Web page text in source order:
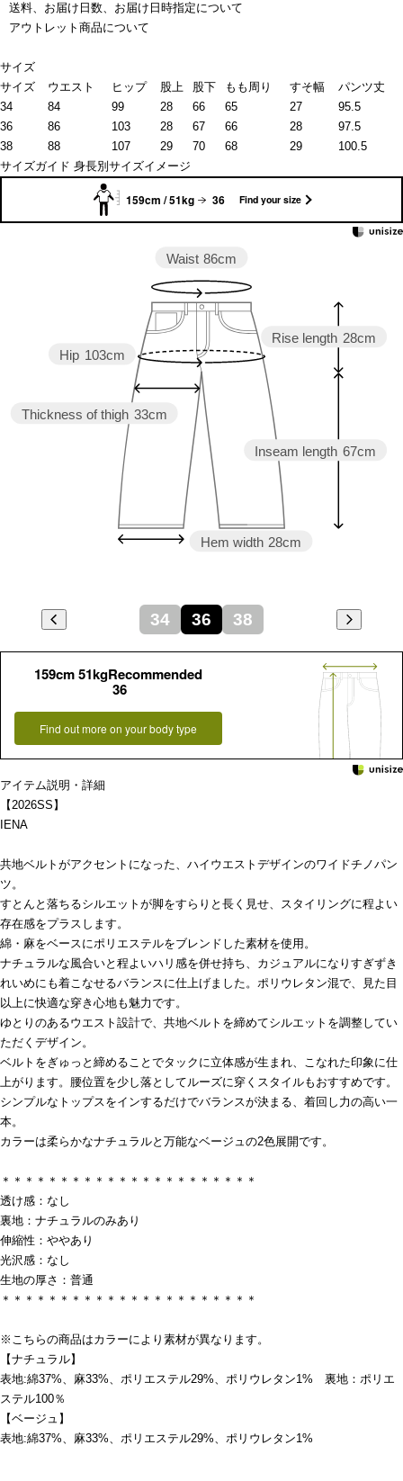
送料、お届け日数、お届け日時指定について
アウトレット商品について
サイズ
サイズ
ウエスト ヒップ 股上 股下 もも周り すそ幅
パンツ丈
34
84 99 28 66 65 27
95.5
36
86 103 28 67 66 28
97.5
38
88 107 29 70 68 29
100.5
サイズガイド 身長別サイズイメージ
159cm / 51kg 36 Find your size
Inseam length 67cm
Rise length 28cm
Hem width 28cm
Thickness of thigh 33cm
Hip 103cm
Waist 86cm
34 36 38
159cm 51kgRecommended
36
Find out more on your body type
アイテム説明・詳細
【2026SS】
IENA
共地ベルトがアクセントになった、ハイウエストデザインのワイドチノパン
ツ。
すとんと落ちるシルエットが脚をすらりと長く見せ、スタイリングに程よい
存在感をプラスします。
綿・麻をベースにポリエステルをブレンドした素材を使用。
ナチュラルな風合いと程よいハリ感を併せ持ち、カジュアルになりすぎずき
れいめにも着こなせるバランスに仕上げました。ポリウレタン混で、見た目
以上に快適な穿き心地も魅力です。
ゆとりのあるウエスト設計で、共地ベルトを締めてシルエットを調整してい
ただくデザイン。
ベルトをぎゅっと締めることでタックに立体感が生まれ、こなれた印象に仕
上がります。腰位置を少し落としてルーズに穿くスタイルもおすすめです。
シンプルなトップスをインするだけでバランスが決まる、着回し力の高い一
本。
カラーは柔らかなナチュラルと万能なベージュの2色展開です。
＊＊＊＊＊＊＊＊＊＊＊＊＊＊＊＊＊＊＊＊＊＊
透け感：なし
裏地：ナチュラルのみあり
伸縮性：ややあり
光沢感：なし
生地の厚さ：普通
＊＊＊＊＊＊＊＊＊＊＊＊＊＊＊＊＊＊＊＊＊＊
※こちらの商品はカラーにより素材が異なります。
【ナチュラル】
表地:綿37%、麻33%、ポリエステル29%、ポリウレタン1% 裏地：ポリエ
ステル100％
【ベージュ】
表地:綿37%、麻33%、ポリエステル29%、ポリウレタン1%